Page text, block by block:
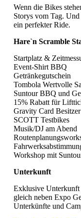
Wenn die Bikes
Storys vom Tag.
ein perfekter Ride.
Hare`n Scramble
Startplatz &
Event-Shirt BBQ
Getränkegutschein
Tombola Wertvolle
Suntour BBQ und
15% Rabatt für
Gravity Card
SCOTT Testbikes
Musik/DJ am Abend
Workshop mit
Unterkunft
Exklusive Unterkunft
gleich neben Expo
Unterkünfte und